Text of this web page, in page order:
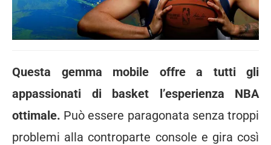
Questa gemma mobile offre a tutti gli
appassionati di basket l’esperienza NBA
ottimale. Può essere paragonata senza troppi
problemi alla controparte console e gira così